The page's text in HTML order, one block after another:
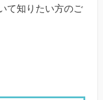
て知りたい方のご